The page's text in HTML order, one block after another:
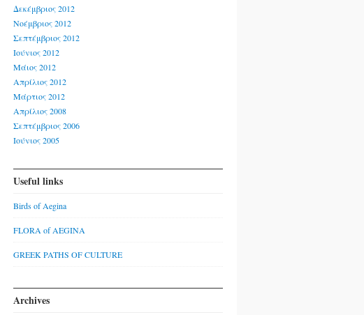
Δεκέμβριος 2012
Νοέμβριος 2012
Σεπτέμβριος 2012
Ιούνιος 2012
Μάιος 2012
Απρίλιος 2012
Μάρτιος 2012
Απρίλιος 2008
Σεπτέμβριος 2006
Ιούνιος 2005
Useful links
Birds of Aegina
FLORA of AEGINA
GREEK PATHS OF CULTURE
Archives